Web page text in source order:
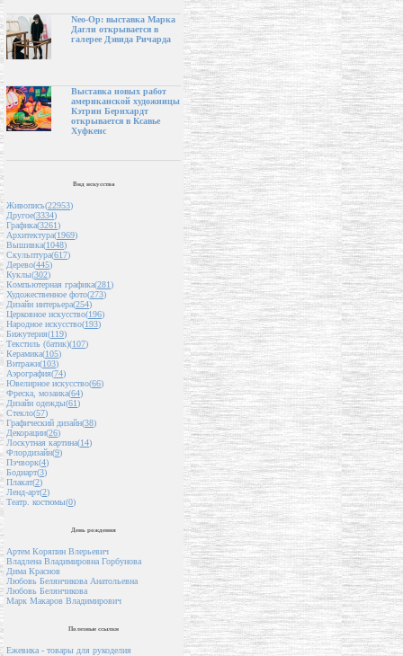
Neo-Op: выставка Марка
Дагли открывается в
галерее Дэвида Ричарда
Выставка новых работ
американской художницы
Кэтрин Бернхардт
открывается в Ксавье
Хуфкенс
Вид искусства
Живопись(22953)
Другое(3334)
Графика(3261)
Архитектура(1969)
Вышивка(1048)
Скульптура(617)
Дерево(445)
Куклы(302)
Компьютерная графика(281)
Художественное фото(273)
Дизайн интерьера(254)
Церковное искусство(196)
Народное искусство(193)
Бижутерия(119)
Текстиль (батик)(107)
Керамика(105)
Витражи(103)
Аэрография(74)
Ювелирное искусство(66)
Фреска, мозаика(64)
Дизайн одежды(61)
Стекло(57)
Графический дизайн(38)
Декорации(26)
Лоскутная картина(14)
Флордизайн(9)
Пэчворк(4)
Бодиарт(3)
Плакат(2)
Ленд-арт(2)
Театр. костюмы(0)
День рождения
Артем Коряпин Влерьевич
Владлена Владимировна Горбунова
Дима Краснов
Любовь Белянчикова Анатольевна
Любовь Белянчикова
Марк Макаров Владимирович
Полезные ссылки
Ежевика - товары для рукоделия